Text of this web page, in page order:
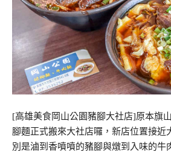
[高雄美食岡山公園豬腳大社店]原本旗
腳麵正式搬來大社店囉，新店位置接近
別是滷到香噴噴的豬腳與燉到入味的牛